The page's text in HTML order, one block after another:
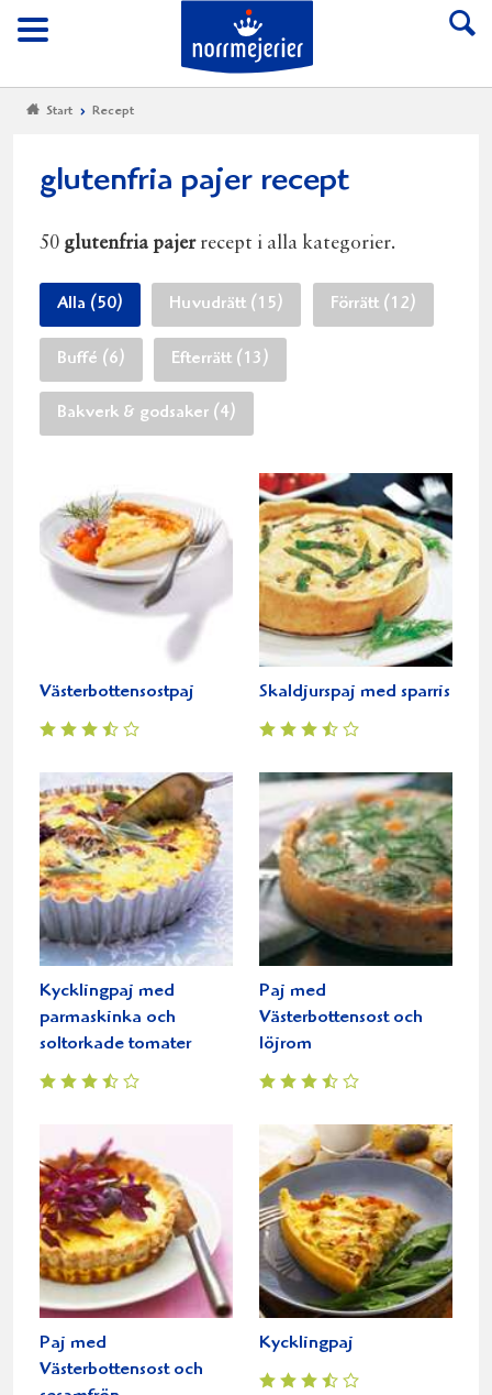
Meny
Till Norrmejerier
Start Recept
glutenfria pajer recept
50 glutenfria pajerrecept i alla kategorier.
Alla (50) Huvudrätt (15) Förrätt (12)
Buffé (6) Efterrätt (13)
Bakverk & godsaker (4)
Västerbottensostpaj Skaldjurspaj med sparris
Kycklingpaj med
parmaskinka och
soltorkade tomater
Paj med
Västerbottensost och
löjrom
Paj med
Västerbottensost och
Kycklingpaj